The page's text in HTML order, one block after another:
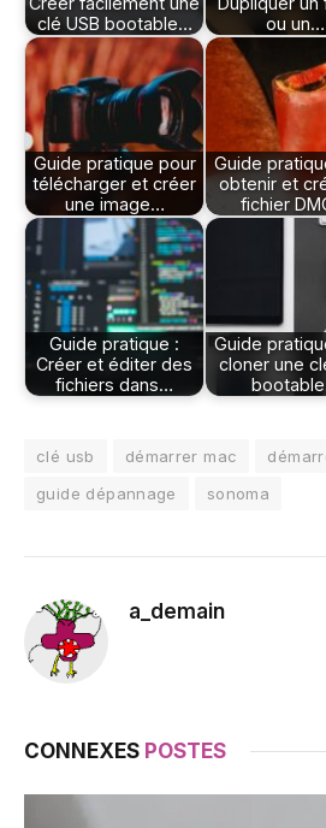
clé USB bootable…
ou un…
Guide pratique pour
télécharger et créer
une image…
Guide
obtenir et
fichier
Guide pratique :
Créer et éditer des
fichiers dans…
Guide
cloner une
clé usb démarrer mac
guide dépannage
sonoma
a_demain
CONNEXES POSTES